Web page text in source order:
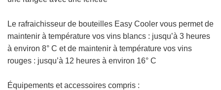
Le rafraichisseur de bouteilles Easy Cooler vous permet de
maintenir à température vos vins blancs : jusqu’à 3 heures
à environ 8° C et de maintenir à température vos vins
rouges : jusqu’à 12 heures à environ 16° C
Équipements et accessoires compris :